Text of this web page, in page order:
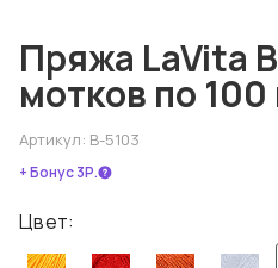
Пряжа LaVita
мотков по 100
Артикул: B-5103
+ Бонус 3Р.
Цвет: